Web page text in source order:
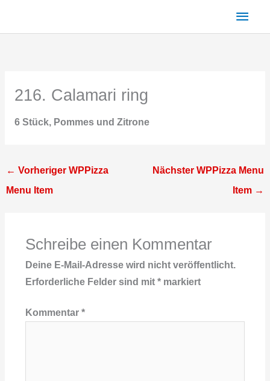
216. Calamari ring
6 Stück, Pommes und Zitrone
← Vorheriger WPPizza
Menu Item
Nächster WPPizza Menu
Item →
Schreibe einen Kommentar
Deine E-Mail-Adresse wird nicht veröffentlicht.
Erforderliche Felder sind mit *markiert
Kommentar *